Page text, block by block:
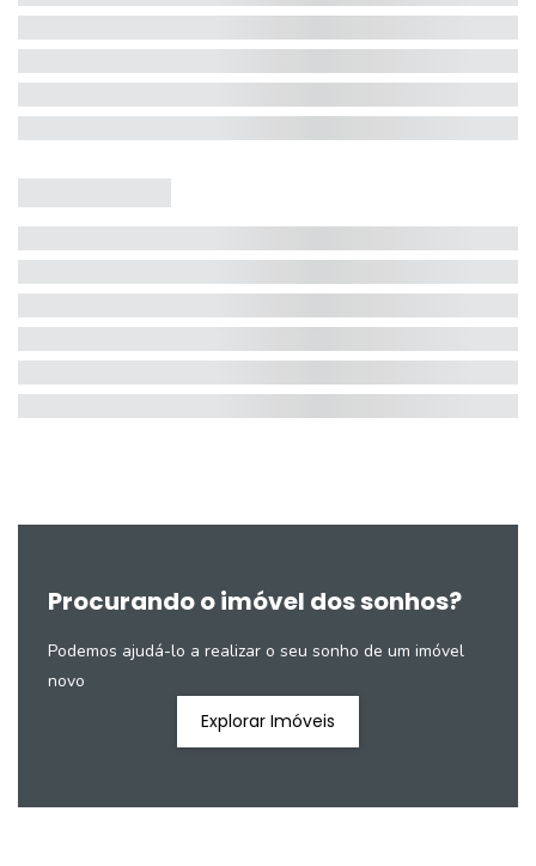
Procurando o imóvel dos sonhos?
Podemos ajudá-lo a realizar o seu sonho de um imóvel
novo
Explorar Imóveis